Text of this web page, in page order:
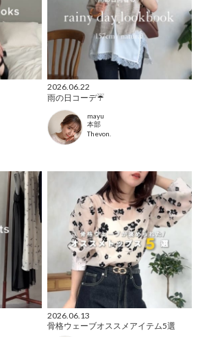
2026.06.22
雨の日コーデ☔️
mayu
本部
Thevon.
2026.06.13
骨格ウェーブオススメアイテム5選